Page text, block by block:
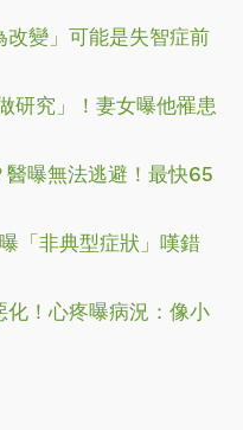
變」可能是失智症前
研究」！妻女曝他罹患
曝無法逃避！最快65
「非典型症狀」嘆錯
！心疼曝病況：像小